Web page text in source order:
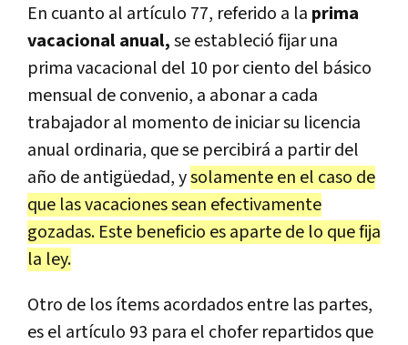
En cuanto al artículo 77, referido a la prima
vacacional anual,se estableció fijar una
prima vacacional del 10 por ciento del básico
mensual de convenio, a abonar a cada
trabajador al momento de iniciar su licencia
anual ordinaria, que se percibirá a partir del
año de antigüedad, ysolamente en el caso de
que las vacaciones sean efectivamente
gozadas. Este beneficio es aparte de lo que fija
la ley.
Otro de los ítems acordados entre las partes,
es el artículo 93 para el chofer repartidos que